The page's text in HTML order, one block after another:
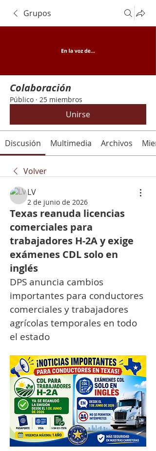
Grupos
Colaboración
Público · 25 miembros
Unirse
Discusión Multimedia Archivos
Volver
LV
2 de junio de 2026
Texas reanuda licencias
comerciales para
trabajadores H-2A y exige
exámenes CDL solo en
inglés
DPS anuncia cambios
importantes para conductores
comerciales y trabajadores
agrícolas temporales en todo
el estado